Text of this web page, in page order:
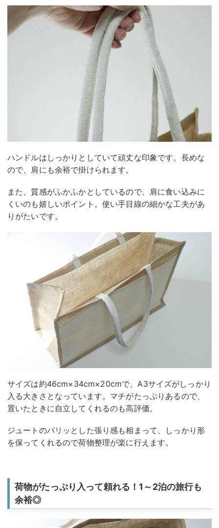
ハンドルはしっかりとしていて頑丈な印象です。長めな
ので、肩にも余裕で掛けられます。
また、質感がふかふかとしているので、肩に食い込みに
くいのも嬉しいポイント。使い手目線の細かな工夫があ
りがたいです。
サイズは約46cm×34cm×20cmで、A3サイズがしっかり
入る大きさとなっています。マチがたっぷりあるので、
置いたときに自立してくれるのも高評価。
ジュートのパリッとした張り感も相まって、しっかり形
を保ってくれるので荷物整理が楽に行えます。
荷物がたっぷり入って頼れる！1～2泊の旅行も
余裕◎